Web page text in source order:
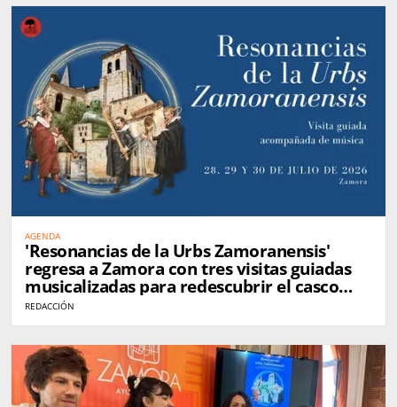
AGENDA
'Resonancias de la Urbs Zamoranensis'
regresa a Zamora con tres visitas guiadas
musicalizadas para redescubrir el casco
histórico
REDACCIÓN